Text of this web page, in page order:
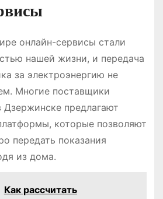
онлайн-сервисы стали
нашей жизни, и передача
за электроэнергию не
Многие поставщики
Дзержинске предлагают
которые позволяют
передать показания
из дома.
Как рассчитать